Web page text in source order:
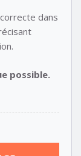
dans
possible.